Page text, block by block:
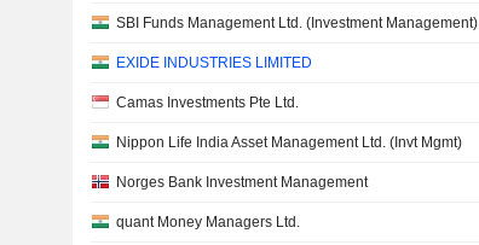
SBI Funds Management Ltd. (Investment Management)
EXIDE INDUSTRIES LIMITED
Camas Investments Pte Ltd.
Nippon Life India Asset Management Ltd. (Invt Mgmt)
Norges Bank Investment Management
quant Money Managers Ltd.